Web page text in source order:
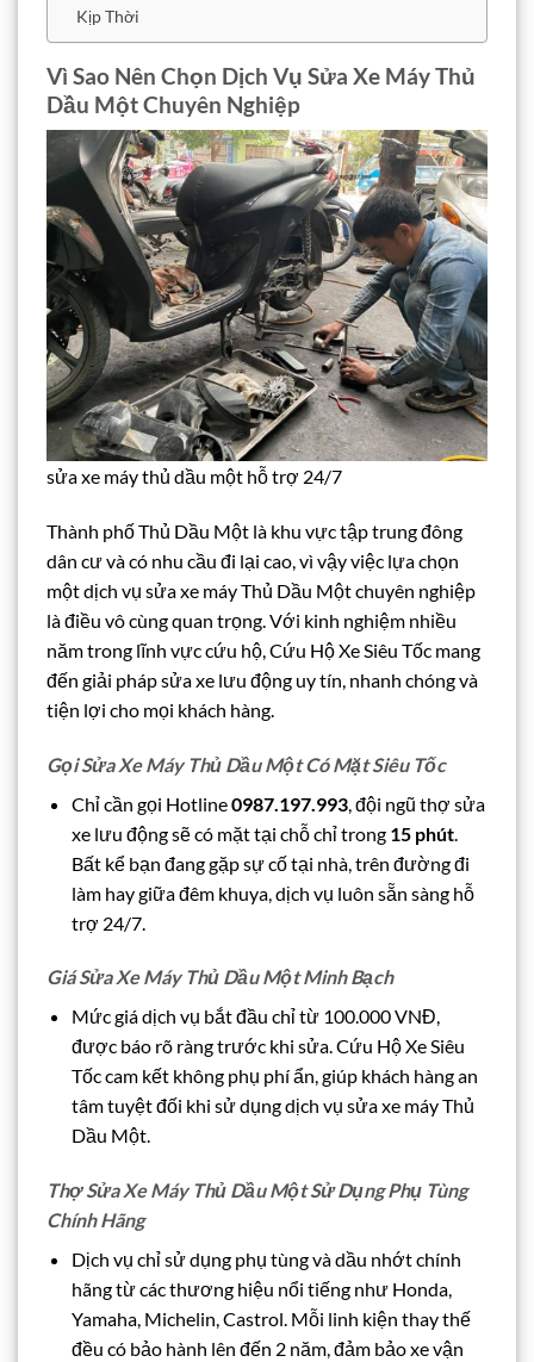
Kịp Thời
Vì Sao Nên Chọn Dịch Vụ Sửa Xe Máy Thủ
Dầu MộtChuyên Nghiệp
sửa xe máy thủ dầu một hỗ trợ 24/7
Thành phố Thủ Dầu Một là khu vực tập trung đông
dân cư và có nhu cầu đi lại cao, vì vậy việc lựa chọn
một dịch vụ sửa xe máy Thủ Dầu Một chuyên nghiệp
là điều vô cùng quan trọng. Với kinh nghiệm nhiều
năm trong lĩnh vực cứu hộ, Cứu Hộ Xe Siêu Tốc mang
đến giải pháp sửa xe lưu động uy tín, nhanh chóng và
tiện lợi cho mọi khách hàng.
Gọi Sửa Xe Máy Thủ Dầu Một Có Mặt Siêu Tốc
Chỉ cần gọi Hotline0987.197.993, đội ngũ thợ sửa
xe lưu động sẽ có mặt tại chỗ chỉ trong 15 phút.
Bất kể bạn đang gặp sự cố tại nhà, trên đường đi
làm hay giữa đêm khuya, dịch vụ luôn sẵn sàng hỗ
trợ 24/7.
Giá Sửa Xe Máy Thủ Dầu Một Minh Bạch
Mức giá dịch vụ bắt đầu chỉ từ 100.000 VNĐ,
được báo rõ ràng trước khi sửa. Cứu Hộ Xe Siêu
Tốc cam kết không phụ phí ẩn, giúp khách hàng an
tâm tuyệt đối khi sử dụng dịch vụ sửa xe máy Thủ
Dầu Một.
Thợ Sửa Xe Máy Thủ Dầu Một Sử Dụng Phụ Tùng
Chính Hãng
Dịch vụ chỉ sử dụng phụ tùng và dầu nhớt chính
hãng từ các thương hiệu nổi tiếng như Honda,
Yamaha, Michelin, Castrol. Mỗi linh kiện thay thế
đều có bảo hành lên đến 2 năm, đảm bảo xe vận